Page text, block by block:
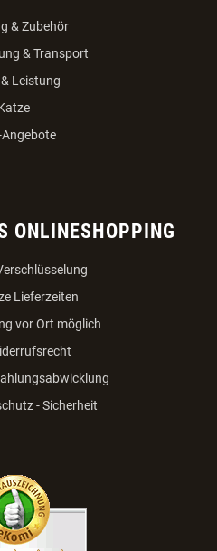
& Zubehör
& Transport
Leistung
Angebote
ONLINESHOPPING
Lieferzeiten
vor Ort möglich
- Sicherheit